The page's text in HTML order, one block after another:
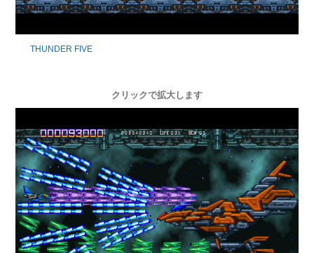
THUNDER FIVE
クリックで拡大します